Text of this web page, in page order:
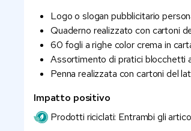
Logo o slogan pubblicitario
Quaderno realizzato con cartoni
60 fogli a righe color crema in
Assortimento di pratici blocchetti
Penna realizzata con cartoni del
Impatto positivo
Prodotti riciclati: Entrambi gli